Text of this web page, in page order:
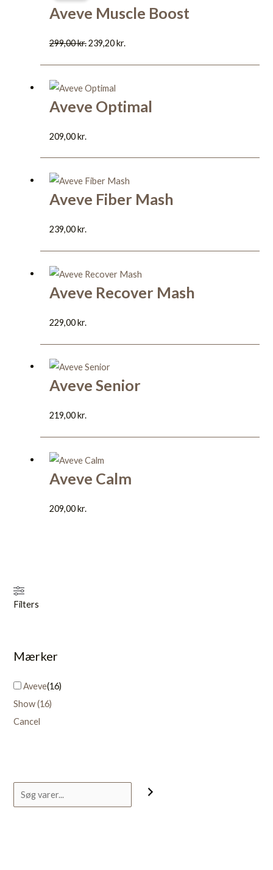
Filters
Mærker
Aveve(16)
Show(16)
Cancel
Aveve Muscle Boost
299,00kr.
pris
299,00 kr..
239,20kr.
pris
239,20 kr..
Aveve Optimal
209,00kr.
Aveve Fiber Mash
239,00kr.
Aveve Recover Mash
229,00kr.
Aveve Senior
219,00kr.
Aveve Calm
209,00kr.